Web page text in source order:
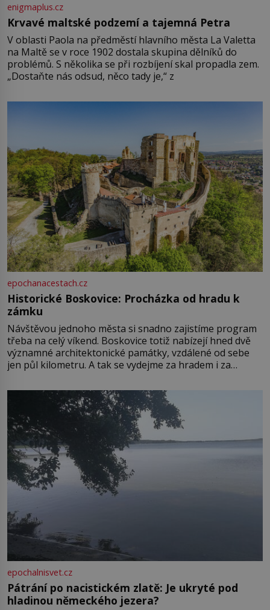
enigmaplus.cz
Krvavé maltské podzemí a tajemná Petra
V oblasti Paola na předměstí hlavního města La Valetta
na Maltě se v roce 1902 dostala skupina dělníků do
problémů. S několika se při rozbíjení skal propadla zem.
„Dostaňte nás odsud, něco tady je,“ z
epochanacestach.cz
Historické Boskovice: Procházka od hradu k
zámku
Návštěvou jednoho města si snadno zajistíme program
třeba na celý víkend. Boskovice totiž nabízejí hned dvě
významné architektonické památky, vzdálené od sebe
jen půl kilometru. A tak se vydejme za hradem i za
Boskovice na okraji Drahanské vrchoviny vznikla někdy
ve13. století, a už v roce 1313 kronikáři zaznamenali
epochalnisvet.cz
Pátrání po nacistickém zlatě: Je ukryté pod
hladinou německého jezera?